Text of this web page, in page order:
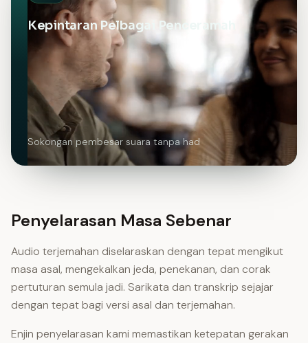
Kepintaran Pelbagai Penceramah
Sokongan pembesar suara tanpa had
Penyelarasan Masa Sebenar
Audio terjemahan diselaraskan dengan tepat mengikut
masa asal, mengekalkan jeda, penekanan, dan corak
pertuturan semula jadi. Sarikata dan transkrip sejajar
dengan tepat bagi versi asal dan terjemahan.
Enjin penyelarasan kami memastikan ketepatan gerakan